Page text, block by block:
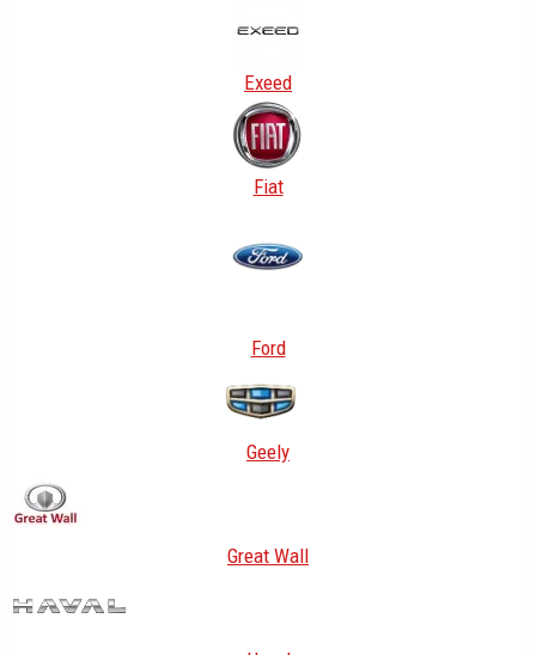
Exeed
Fiat
Ford
Geely
Great Wall